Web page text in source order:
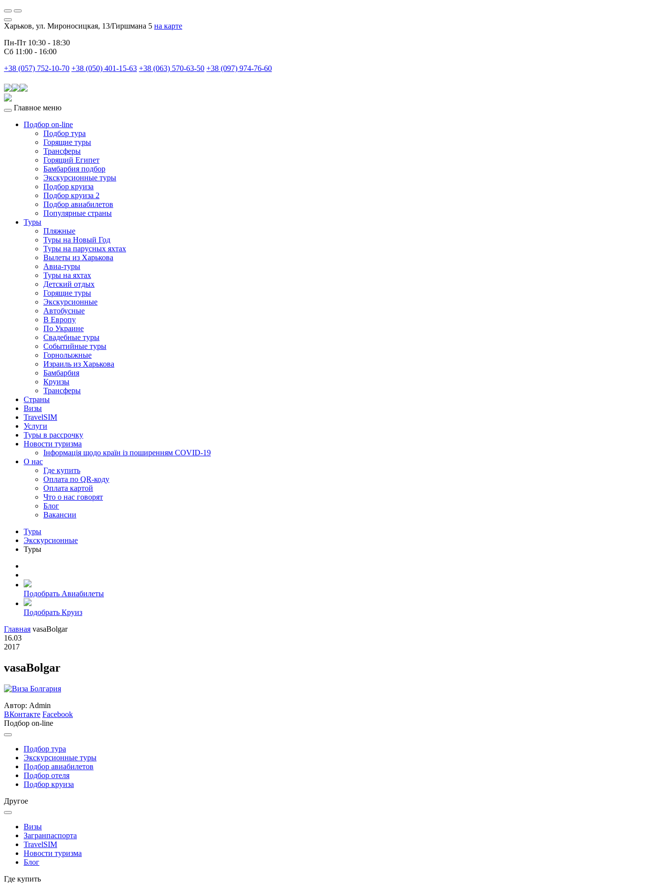
Харьков, ул. Мироносицкая, 13/Гиршмана 5 на карте
Пн-Пт 10:30 - 18:30
Сб 11:00 - 16:00
+38 (057) 752-10-70 +38 (050) 401-15-63 +38 (063) 570-63-50 +38 (097) 974-76-60
Главное меню
Подбор on-line
Подбор тура
Горящие туры
Трансферы
Горящий Египет
Бамбарбия подбор
Экскурсионные туры
Подбор круиза
Подбор круиза 2
Подбор авиабилетов
Популярные страны
Туры
Пляжные
Туры на Новый Год
Туры на парусных яхтах
Вылеты из Харькова
Авиа-туры
Туры на яхтах
Детский отдых
Горящие туры
Экскурсионные
Автобусные
В Европу
По Украине
Свадебные туры
Событийные туры
Горнолыжные
Израиль из Харькова
Бамбарбия
Круизы
Трансферы
Страны
Визы
TravelSIM
Услуги
Туры в рассрочку
Новости туризма
Інформація щодо країн із поширенням COVID-19
О нас
Где купить
Оплата по QR-коду
Оплата картой
Что о нас говорят
Блог
Вакансии
Туры
Экскурсионные
Туры
Подобрать Авиабилеты
Подобрать Круиз
Главная vasaBolgar
16.03
2017
vasaBolgar
Автор: Admin
ВКонтакте Facebook
Подбор on-line
Подбор тура
Экскурсионные туры
Подбор авиабилетов
Подбор отеля
Подбор круиза
Другое
Визы
Загранпаспорта
TravelSIM
Новости туризма
Блог
Где купить